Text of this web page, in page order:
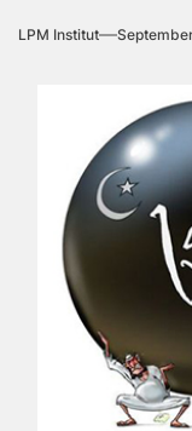
LPM Institut